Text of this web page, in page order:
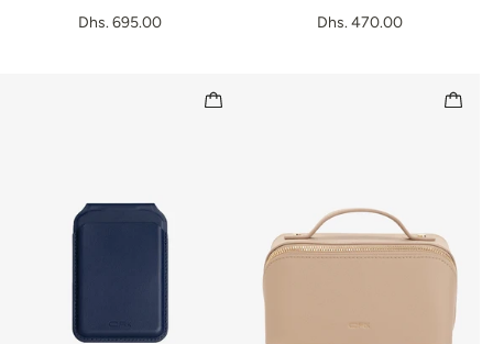
Dhs. 695.00 Dhs. 470.00